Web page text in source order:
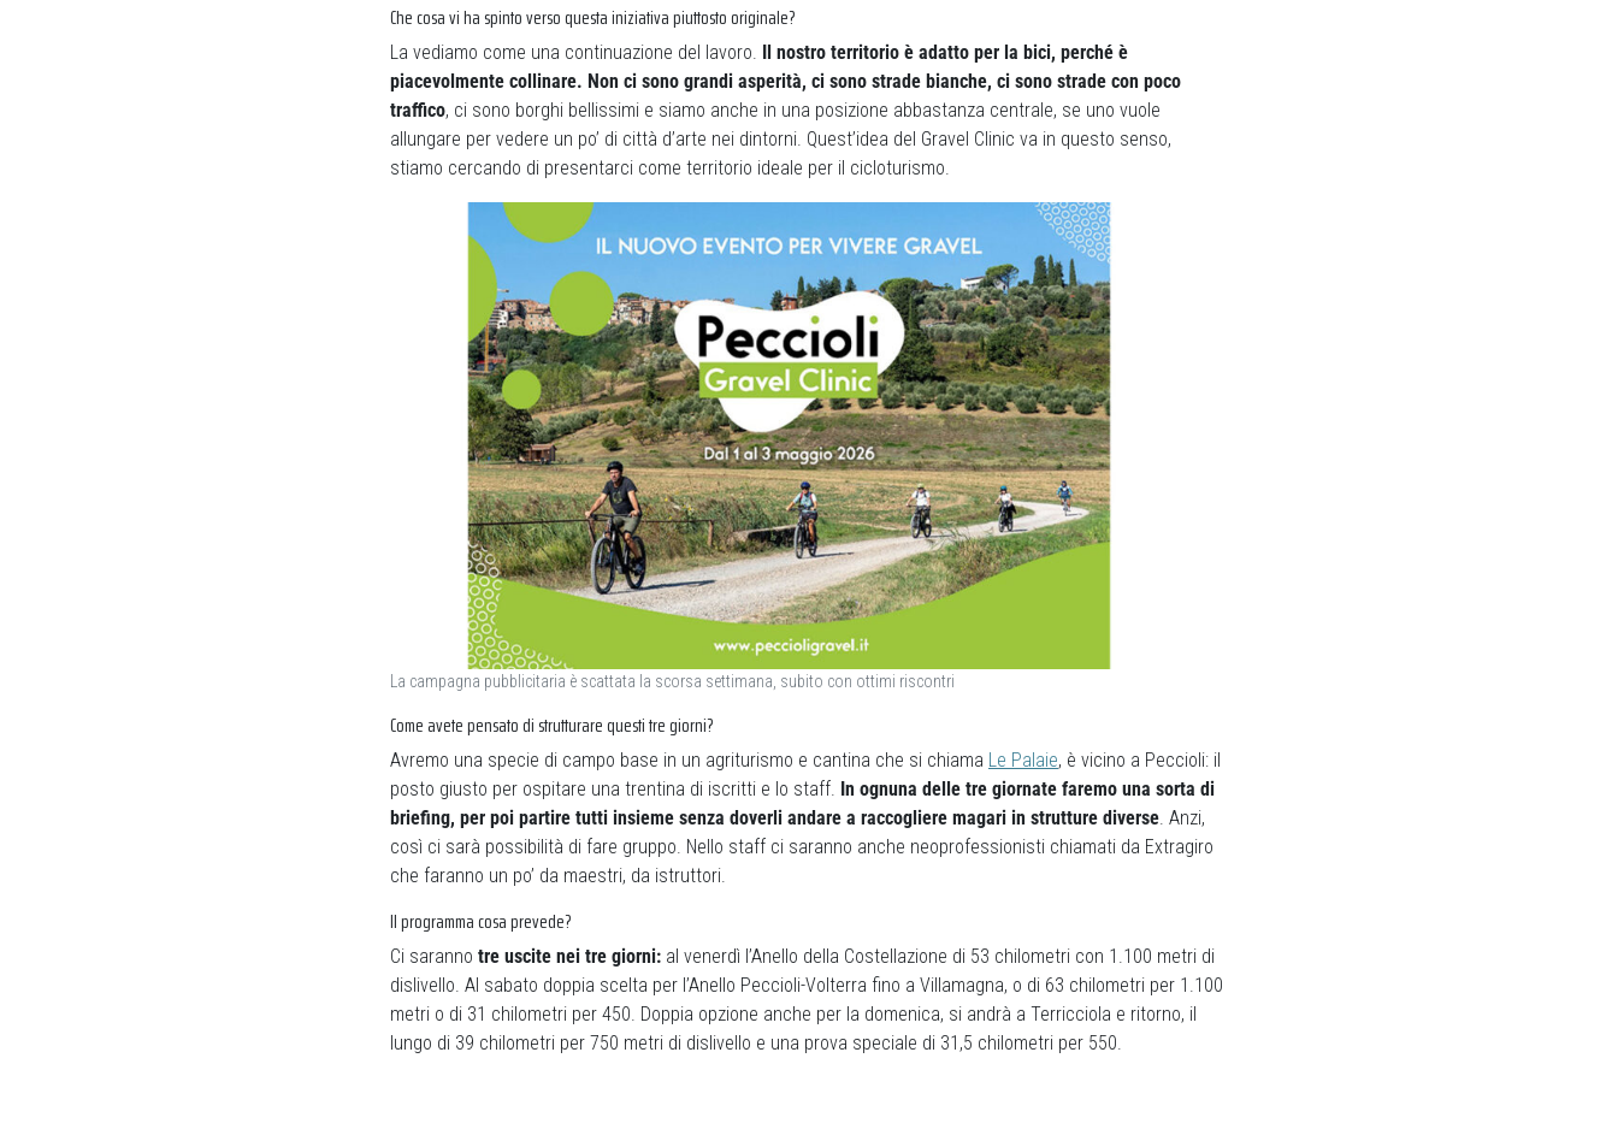
Che cosa vi ha spinto verso questa iniziativa piuttosto originale?
La vediamo come una continuazione del lavoro. Il nostro territorio è adatto per la bici, perché è
piacevolmente collinare. Non ci sono grandi asperità, ci sono strade bianche, ci sono strade con poco
traffico, ci sono borghi bellissimi e siamo anche in una posizione abbastanza centrale, se uno vuole
allungare per vedere un po’ di città d’arte nei dintorni. Quest’idea del Gravel Clinic va in questo senso,
stiamo cercando di presentarci come territorio ideale per il cicloturismo.
La campagna pubblicitaria è scattata la scorsa settimana, subito con ottimi riscontri
Come avete pensato di strutturare questi tre giorni?
Avremo una specie di campo base in un agriturismo e cantina che si chiama Le Palaie, è vicino a Peccioli: il
posto giusto per ospitare una trentina di iscritti e lo staff. In ognuna delle tre giornate faremo una sorta di
briefing, per poi partire tutti insieme senza doverli andare a raccogliere magari in strutture diverse. Anzi,
così ci sarà possibilità di fare gruppo. Nello staff ci saranno anche neoprofessionisti chiamati da Extragiro
che faranno un po’ da maestri, da istruttori.
Il programma cosa prevede?
Ci saranno tre uscite nei tre giorni: al venerdì l’Anello della Costellazione di 53 chilometri con 1.100 metri di
dislivello. Al sabato doppia scelta per l’Anello Peccioli-Volterra fino a Villamagna, o di 63 chilometri per 1.100
metri o di 31 chilometri per 450. Doppia opzione anche per la domenica, si andrà a Terricciola e ritorno, il
lungo di 39 chilometri per 750 metri di dislivello e una prova speciale di 31,5 chilometri per 550.